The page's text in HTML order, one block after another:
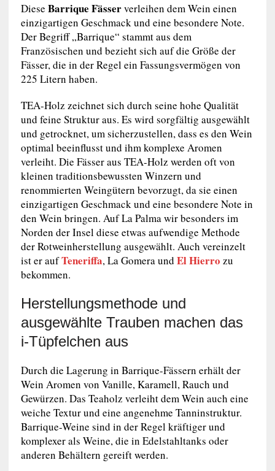
Diese Barrique Fässerverleihen dem Wein einen
einzigartigen Geschmack und eine besondere Note.
Der Begriff „Barrique“ stammt aus dem
Französischen und bezieht sich auf die Größe der
Fässer, die in der Regel ein Fassungsvermögen von
225 Litern haben.
TEA-Holz zeichnet sich durch seine hohe Qualität
und feine Struktur aus. Es wird sorgfältig ausgewählt
und getrocknet, um sicherzustellen, dass es den Wein
optimal beeinflusst und ihm komplexe Aromen
verleiht. Die Fässer aus TEA-Holz werden oft von
kleinen traditionsbewussten Winzern und
renommierten Weingütern bevorzugt, da sie einen
einzigartigen Geschmack und eine besondere Note in
den Wein bringen. Auf La Palma wir besonders im
Norden der Insel diese etwas aufwendige Methode
der Rotweinherstellung ausgewählt. Auch vereinzelt
ist er aufTeneriffa, La Gomera und El Hierro zu
bekommen.
Herstellungsmethode und
ausgewählte Trauben machen das
i-Tüpfelchen aus
Durch die Lagerung in Barrique-Fässern erhält der
Wein Aromen von Vanille, Karamell, Rauch und
Gewürzen. Das Teaholz verleiht dem Wein auch eine
weiche Textur und eine angenehme Tanninstruktur.
Barrique-Weine sind in der Regel kräftiger und
komplexer als Weine, die in Edelstahltanks oder
anderen Behältern gereift werden.